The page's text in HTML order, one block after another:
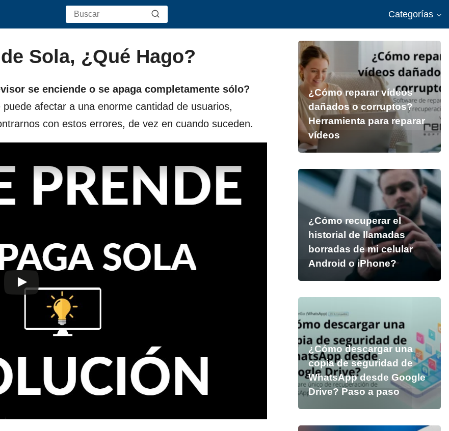
Categorías
Sola, ¿Qué Hago?
se enciende o se apaga completamente sólo?
afectar a una enorme cantidad de usuarios,
con estos errores, de vez en cuando suceden.
¿Cómo reparar vídeos
dañados o corruptos?
Herramienta para reparar
vídeos
¿Cómo recuperar el
historial de llamadas
borradas de mi celular
Android o iPhone?
¿Cómo descargar una
copia de seguridad de
WhatsApp desde Google
Drive? Paso a paso